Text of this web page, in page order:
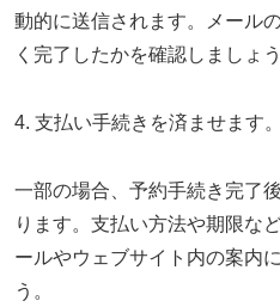
動的に送信されます。メール
く完了したかを確認しましょう
4. 支払い手続きを済ませます。
一部の場合、予約手続き完了
ります。支払い方法や期限な
ールやウェブサイト内の案内
う。